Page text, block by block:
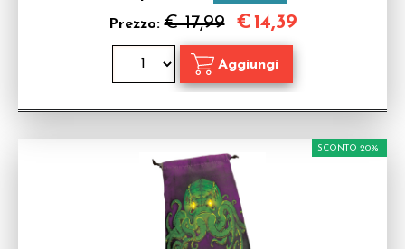
Prezzo:€ 17,99 €14,39
SCONTO 20%